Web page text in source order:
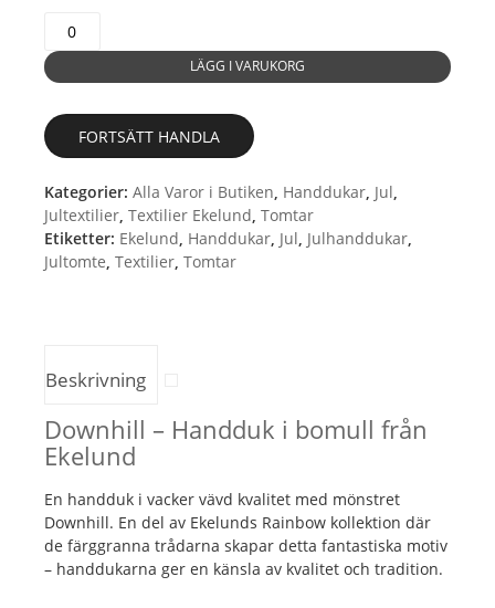
022
Downhill
-
mängd
LÄGG I VARUKORG
FORTSÄTT HANDLA
Kategorier: Alla Varor i Butiken Handdukar Jul
Jultextilier Textilier Ekelund Tomtar
Etiketter: Ekelund Handdukar Jul Julhanddukar
Jultomte Textilier Tomtar
Beskrivning
Downhill – Handduk i bomull från
Ekelund
En handduk i vacker vävd kvalitet med mönstret
Downhill. En del av Ekelunds Rainbow kollektion där
de färggranna trådarna skapar detta fantastiska motiv
– handdukarna ger en känsla av kvalitet och tradition.